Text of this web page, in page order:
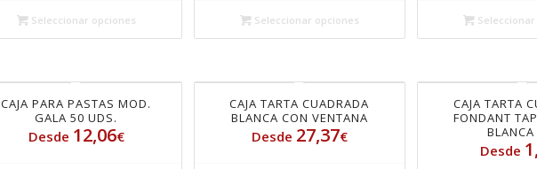
Seleccionar opciones Seleccionar opciones
CAJA PARA PASTAS MOD.
GALA 50 UDS.
Desde 12,06€
CAJA TARTA CUADRADA
BLANCA CON VENTANA
Desde 27,37€
CAJA TARTA
FONDANT
BLANCA
Desde